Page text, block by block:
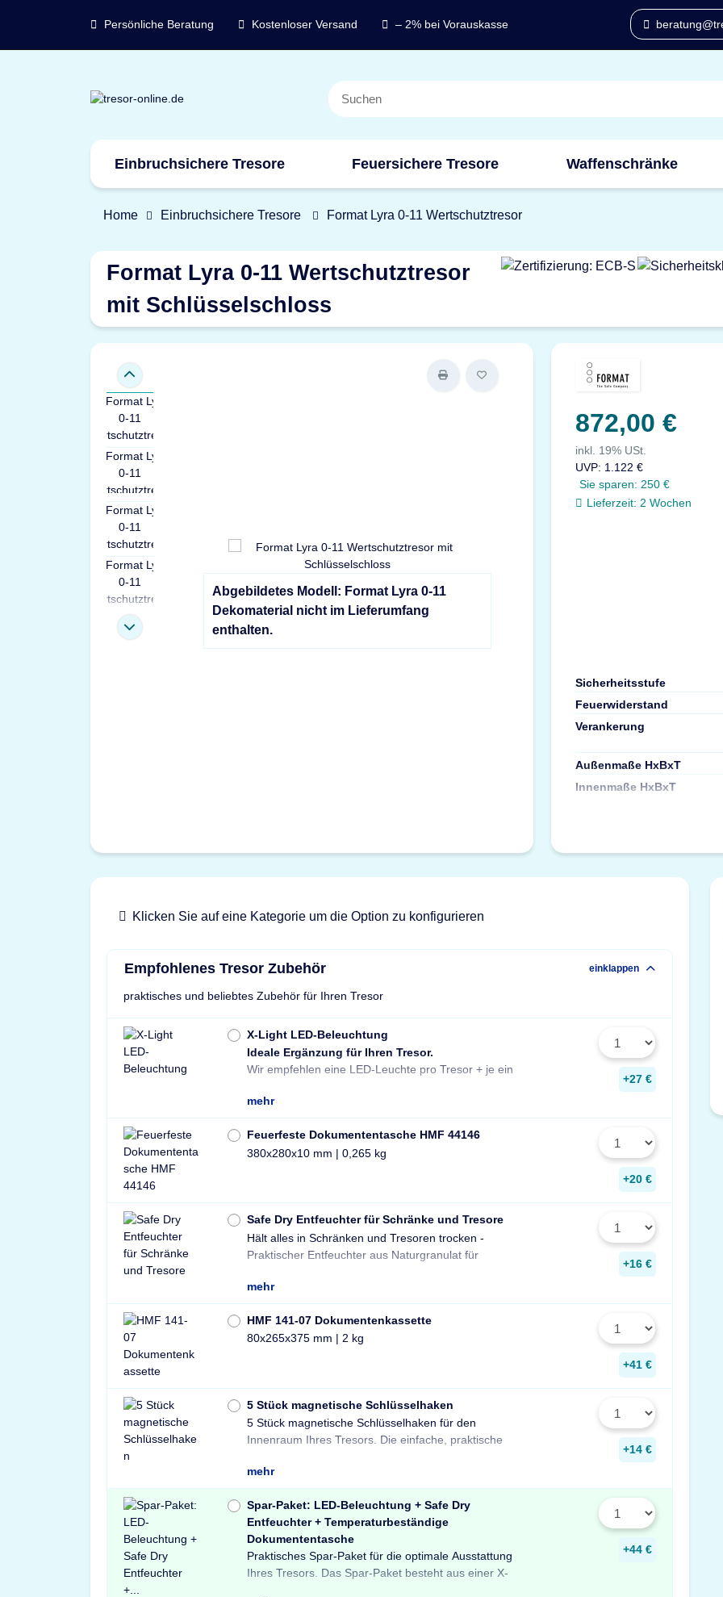
Persönliche Beratung Kostenloser Versand – 2% bei Vorauskasse
Einbruchsichere Tresore Feuersichere Tresore Waffenschränke
Marken
Home Einbruchsichere Tresore Format Lyra 0-11 Wertschutztresor
Format Lyra 0-11 Wertschutztresor
mit Schlüsselschloss
Abgebildetes Modell: Format Lyra 0-11
Dekomaterial nicht im Lieferumfang
enthalten.
872,00 €
inkl. 19% USt.
UVP: 1.122 €
Sie sparen: 250 €
Lieferzeit: 2 Wochen
Sicherheitsstufe
Feuerwiderstand
Verankerung
Außenmaße HxBxT
Innenmaße HxBxT
Klicken Sie auf eine Kategorie um die Option zu konfigurieren
Empfohlenes Tresor Zubehör einklappen
praktisches und beliebtes Zubehör für Ihren Tresor
X-Light LED-Beleuchtung
Ideale Ergänzung für Ihren Tresor.
Wir empfehlen eine LED-Leuchte pro Tresor + je ein
Stück zusätzlich pro Fachboden.
Maße: 14x190x31 mm
mehr
+27 €
Feuerfeste Dokumententasche HMF 44146
380x280x10 mm | 0,265 kg
+20 €
Safe Dry Entfeuchter für Schränke und Tresore
Hält alles in Schränken und Tresoren trocken -
Praktischer Entfeuchter aus Naturgranulat für
Tresore und Schränke gegen Rost, Schimmel und
mehr
+16 €
HMF 141-07 Dokumentenkassette
80x265x375 mm | 2 kg
+41 €
5 Stück magnetische Schlüsselhaken
5 Stück magnetische Schlüsselhaken für den
Innenraum Ihres Tresors. Die einfache, praktische
und sichere Lösung zur Aufbewahrung von
Schlüsseln in Ihrem Tresor
mehr
+14 €
Spar-Paket: LED-Beleuchtung + Safe Dry
Entfeuchter + Temperaturbeständige
Dokumententasche
Praktisches Spar-Paket für die optimale Ausstattung
Ihres Tresors. Das Spar-Paket besteht aus einer X-
Light LED-Tresorbeleuchtung mit Bewegungssensor,
einem Safe Dry Entfeuchter für Schränke und
Tresore sowie einer temperaturbeständigen
Dokumententasche. Profitieren Sie von dem
+44 €